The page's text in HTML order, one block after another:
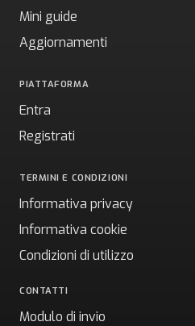
Mini guide
Aggiornamenti
PIATTAFORMA
Entra
Registrati
TERMINI E CONDIZIONI
Informativa privacy
Informativa cookie
Condizioni di utilizzo
CONTATTI
Modulo di invio